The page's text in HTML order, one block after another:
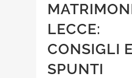
LECCE:
CONSIGLI E
SPUNTI